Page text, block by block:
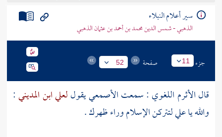
سير أعلام النبلاء
الذهبي - شمس الدين محمد بن أحمد بن عثمان الذهبي
جزء 11 صفحة 52
قالالأثرم اللغوي : سمعتالأصمعييقوللعلي ابن المديني:
والله ياعليلتتركن الإسلام وراء ظهرك .